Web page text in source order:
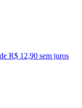
R$ 12,90 sem juros